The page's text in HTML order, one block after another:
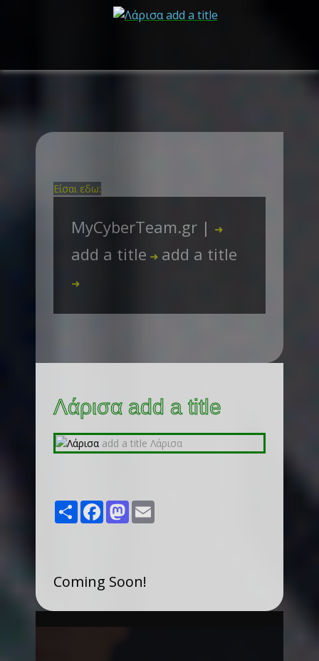
Είσαι εδω:
MyCyberTeam.gr | ➜
add a title ➜ add a title
➜
Λάρισα add a title
Share FacebookMastodon
Coming Soon!